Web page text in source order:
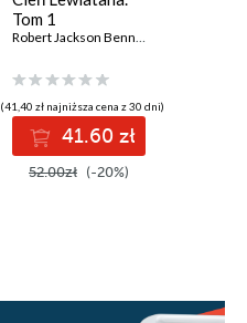
Tom 1
(41,40 zł najniższa cena z 30 dni)
41.60 zł
52.00zł (-20%)